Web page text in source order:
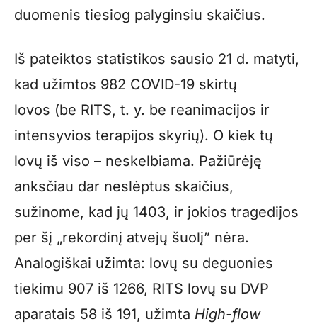
duomenis tiesiog palyginsiu skaičius.
Iš pateiktos statistikos sausio 21 d. matyti,
kad užimtos 982 COVID-19 skirtų
lovos (be RITS, t. y. be reanimacijos ir
intensyvios terapijos skyrių). O kiek tų
lovų iš viso – neskelbiama. Pažiūrėję
anksčiau dar neslėptus skaičius,
sužinome, kad jų 1403, ir jokios tragedijos
per šį „rekordinį atvejų šuolį” nėra.
Analogiškai užimta: lovų su deguonies
tiekimu 907 iš 1266, RITS lovų su DVP
aparatais 58 iš 191, užimta High-flow